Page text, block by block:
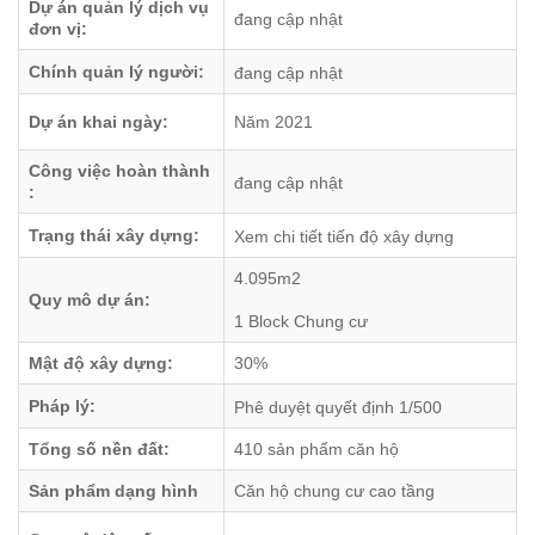
Dự án quản lý dịch vụ
đơn vị:
đang cập nhật
Chính quản lý người: đang cập nhật
Dự án khai ngày: Năm 2021
Công việc hoàn thành
:
đang cập nhật
Trạng thái xây dựng: Xem chi tiết tiến độ xây dựng
Quy mô dự án:
4.095m2
1 Block Chung cư
Mật độ xây dựng: 30%
Pháp lý: Phê duyệt quyết định 1/500
Tổng số nền đất: 410 sản phẩm căn hộ
Sản phẩm dạng hình Căn hộ chung cư cao tầng